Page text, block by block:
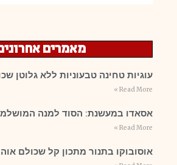
מאמרים
עוגיות טחינה טבעוניות ללא גלוטן
Read More »
אסאדו במעשנת: הסוד למנה
Read More »
אוסובוקו בתנור מתכון קל שכולם